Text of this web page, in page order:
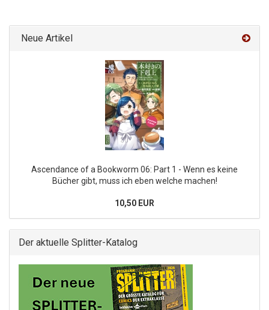
Neue Artikel
Ascendance of a Bookworm 06: Part 1 - Wenn es keine
Bücher gibt, muss ich eben welche machen!
10,50 EUR
Der aktuelle Splitter-Katalog